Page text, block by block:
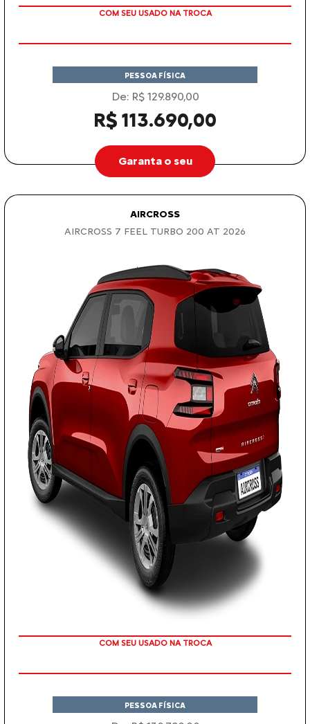
TAXA ZERO
PESSOA FÍSICA
De: R$ 129.890,00
R$ 113.690,00
Garanta o seu
AIRCROSS
AIRCROSS 7 FEEL TURBO 200 AT 2026
TAXA ZERO
PESSOA FÍSICA